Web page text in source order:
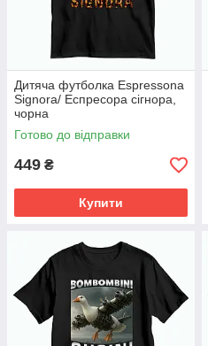
Дитяча футболка Espressona
Signora/ Еспресора сігнора,
чорна
Готово до відправки
449 ₴
Купити